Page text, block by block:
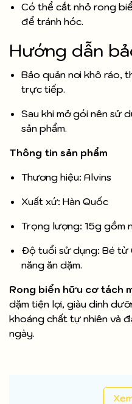
Có thể cắt nhỏ rong
để tránh hóc.
Hướng dẫn
Bảo quản nơi khô ráo,
trực tiếp.
Sau khi mở gói nên sử
sản phẩm.
Thông tin sản phẩm
Thương hiệu: Alvins
Xuất xứ: Hàn Quốc
Trọng lượng: 15g gồm
Độ tuổi sử dụng: Bé
năng ăn dặm.
Rong biển hữu cơ tách
dặm tiện lợi, giàu dinh
khoáng chất tự nhiên và
ngày.